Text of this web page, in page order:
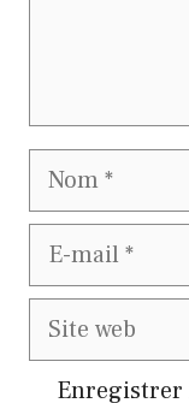
Nom
E-
Site
Enregistrer